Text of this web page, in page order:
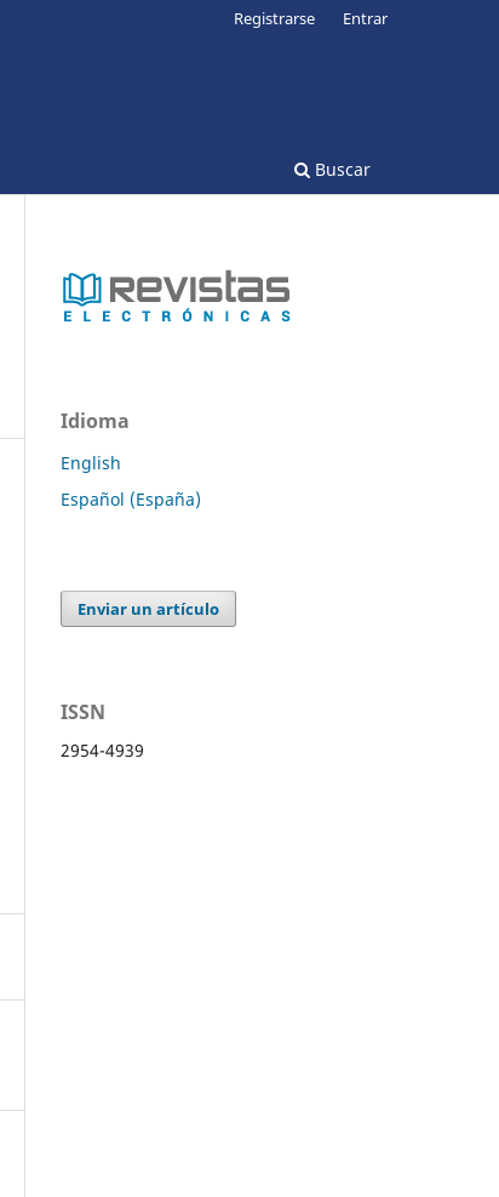
Buscar
Registrarse Entrar
Idioma
English
Español (España)
Enviar un artículo
ISSN
2954-4939